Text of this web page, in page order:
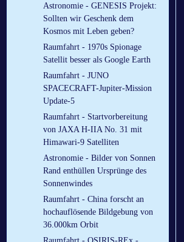
Astronomie - GENESIS Projekt:
Sollten wir Geschenk dem
Kosmos mit Leben geben?
Raumfahrt - 1970s Spionage
Satellit besser als Google Earth
Raumfahrt - JUNO
SPACECRAFT-Jupiter-Mission
Update-5
Raumfahrt - Startvorbereitung
von JAXA H-IIA No. 31 mit
Himawari-9 Satelliten
Astronomie - Bilder von Sonnen
Rand enthüllen Ursprünge des
Sonnenwindes
Raumfahrt - China forscht an
hochauflösende Bildgebung von
36.000km Orbit